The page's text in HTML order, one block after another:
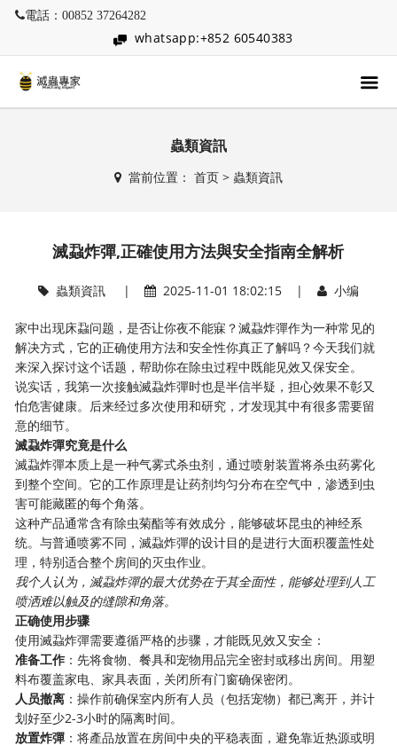
電話：00852 37264282
whatsapp:+852 60540383
蟲類資訊
當前位置： 首页> 蟲類資訊
滅蝨炸彈,正確使用方法與安全指南全解析
蟲類資訊| 2025-11-01 18:02:15 | 小编
家中出现床蝨问题，是否让你夜不能寐？滅蝨炸彈作为一种常见的
解决方式，它的正确使用方法和安全性你真正了解吗？今天我们就
来深入探讨这个话题，帮助你在除虫过程中既能见效又保安全。
说实话，我第一次接触滅蝨炸彈时也是半信半疑，担心效果不彰又
怕危害健康。后来经过多次使用和研究，才发现其中有很多需要留
意的细节。
滅蝨炸彈究竟是什么
滅蝨炸彈本质上是一种气雾式杀虫剂，通过喷射装置将杀虫药雾化
到整个空间。它的工作原理是让药剂均匀分布在空气中，渗透到虫
害可能藏匿的每个角落。
这种产品通常含有除虫菊酯等有效成分，能够破坏昆虫的神经系
统。与普通喷雾不同，滅蝨炸彈的设计目的是进行大面积覆盖性处
理，特别适合整个房间的灭虫作业。
我个人认为，滅蝨炸彈的最大优势在于其全面性，能够处理到人工
喷洒难以触及的缝隙和角落。
正确使用步骤
使用滅蝨炸彈需要遵循严格的步骤，才能既见效又安全：
准备工作 ：先将食物、餐具和宠物用品完全密封或移出房间。用塑
料布覆盖家电、家具表面，关闭所有门窗确保密闭。
人员撤离 ：操作前确保室内所有人员（包括宠物）都已离开，并计
划好至少2-3小时的隔离时间。
放置炸彈 ：将產品放置在房间中央的平稳表面，避免靠近热源或明